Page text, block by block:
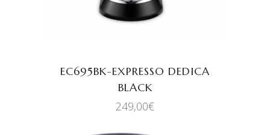
EC695BK-EXPRESSO DEDICA
BLACK
249,00€